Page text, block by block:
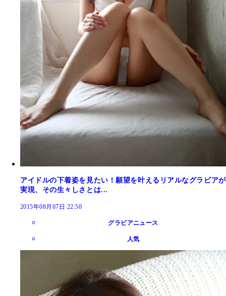
アイドルの下着姿を見たい！願望を叶えるリアルなグラビアが
実現、その生々しさとは...
2015年08月07日 22:50
グラビアニュース
人気